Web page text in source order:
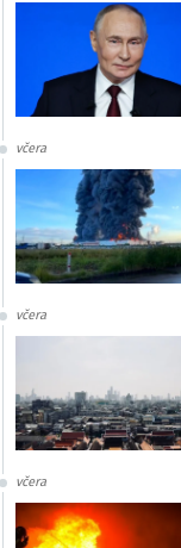
včera
včera
včera